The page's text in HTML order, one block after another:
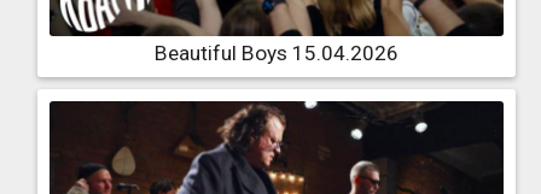
Beautiful Boys 15.04.2026